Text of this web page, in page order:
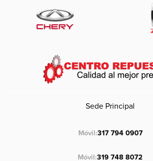
Sede Principal
Móvil:317 794 0907
Móvil:319 748 8072